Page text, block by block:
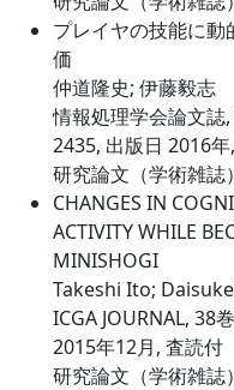
プレイヤの技能に
価
仲道隆史; 伊藤毅志
情報処理学会論文誌
2435, 出版日 2016
研究論文（学術雑誌
CHANGES IN
ACTIVITY WHILE
MINISHOGI
Takeshi Ito;
ICGA JOURNAL, 38
2015年12月, 査読付
研究論文（学術雑誌